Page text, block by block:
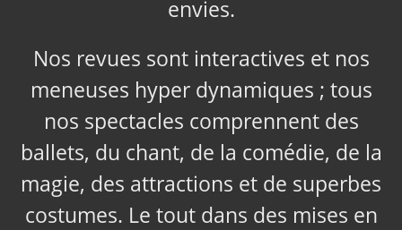
envies.
Nos revues sont interactives et nos
meneuses hyper dynamiques ; tous
nos spectacles comprennent des
ballets, du chant, de la comédie, de la
magie, des attractions et de superbes
costumes. Le tout dans des mises en